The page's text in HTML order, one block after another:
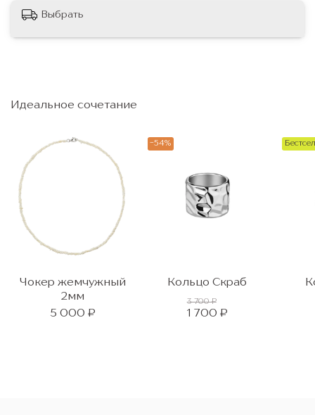
Выбрать
Идеальное сочетание
Чокер жемчужный
2мм
5 000 ₽
-54%
Кольцо Скраб
3 700 ₽
1 700 ₽